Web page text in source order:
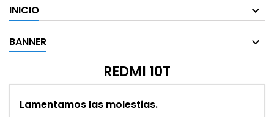
INICIO
BANNER
REDMI 10T
Lamentamos las molestias.